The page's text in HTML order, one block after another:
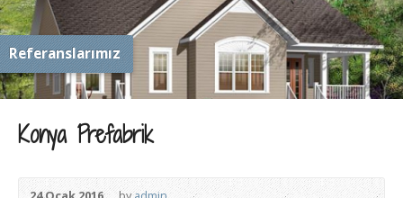
Referanslarımız
Konya Prefabrik